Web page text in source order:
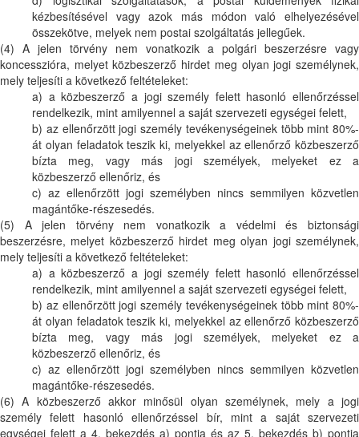
kézbesítésével vagy azok más módon való elhelyezésével
összekötve, melyek nem postai szolgáltatás jellegűek.
(4) A jelen törvény nem vonatkozik a polgári beszerzésre vagy
koncesszióra, melyet közbeszerző hirdet meg olyan jogi személynek,
mely teljesíti a következő feltételeket:
a) a közbeszerző a jogi személy felett hasonló ellenőrzéssel
rendelkezik, mint amilyennel a saját szervezeti egységei felett,
b) az ellenőrzött jogi személy tevékenységeinek több mint 80%-
át olyan feladatok teszik ki, melyekkel az ellenőrző közbeszerző
bízta meg, vagy más jogi személyek, melyeket ez a
közbeszerző ellenőriz, és
c) az ellenőrzött jogi személyben nincs semmilyen közvetlen
magántőke-részesedés.
(5) A jelen törvény nem vonatkozik a védelmi és biztonsági
beszerzésre, melyet közbeszerző hirdet meg olyan jogi személynek,
mely teljesíti a következő feltételeket:
a) a közbeszerző a jogi személy felett hasonló ellenőrzéssel
rendelkezik, mint amilyennel a saját szervezeti egységei felett,
b) az ellenőrzött jogi személy tevékenységeinek több mint 80%-
át olyan feladatok teszik ki, melyekkel az ellenőrző közbeszerző
bízta meg, vagy más jogi személyek, melyeket ez a
közbeszerző ellenőriz, és
c) az ellenőrzött jogi személyben nincs semmilyen közvetlen
magántőke-részesedés.
(6) A közbeszerző akkor minősül olyan személynek, mely a jogi
személy felett hasonló ellenőrzéssel bír, mint a saját szervezeti
egységei felett a 4. bekezdés a) pontja és az 5. bekezdés b) pontja